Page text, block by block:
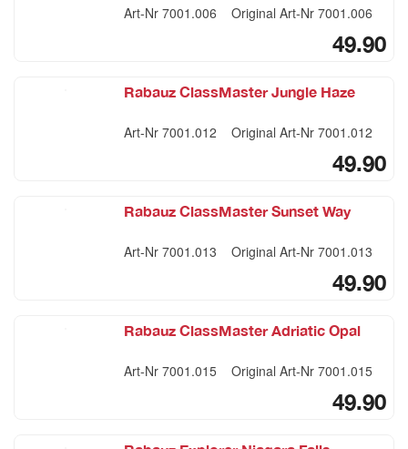
Art-Nr 7001.006 Original Art-Nr 7001.006
49.90
Rabauz ClassMaster Jungle Haze
Art-Nr 7001.012 Original Art-Nr 7001.012
49.90
Rabauz ClassMaster Sunset Way
Art-Nr 7001.013 Original Art-Nr 7001.013
49.90
Rabauz ClassMaster Adriatic Opal
Art-Nr 7001.015 Original Art-Nr 7001.015
49.90